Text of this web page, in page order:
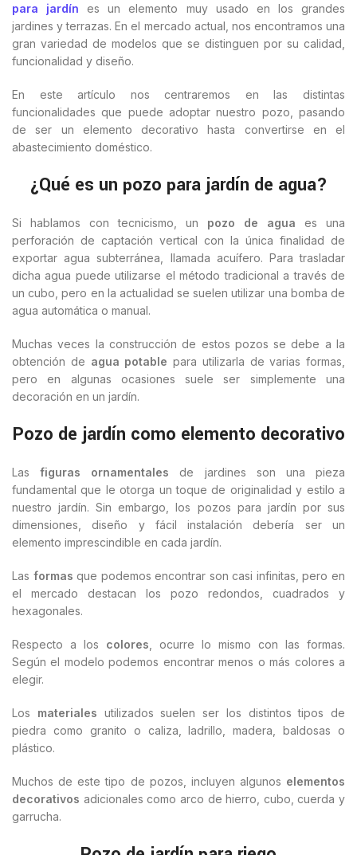
para jardín es un elemento muy usado en los grandes
jardines y terrazas. En el mercado actual, nos encontramos una
gran variedad de modelos que se distinguen por su calidad,
funcionalidad y diseño.
En este artículo nos centraremos en las distintas
funcionalidades que puede adoptar nuestro pozo, pasando
de ser un elemento decorativo hasta convertirse en el
abastecimiento doméstico.
¿Qué es un pozo para jardín de agua?
Si hablamos con tecnicismo, un pozo de agua es una
perforación de captación vertical con la única finalidad de
exportar agua subterránea, llamada acuífero. Para trasladar
dicha agua puede utilizarse el método tradicional a través de
un cubo, pero en la actualidad se suelen utilizar una bomba de
agua automática o manual.
Muchas veces la construcción de estos pozos se debe a la
obtención de agua potable para utilizarla de varias formas,
pero en algunas ocasiones suele ser simplemente una
decoración en un jardín.
Pozo de jardín como elemento decorativo
Lasfiguras ornamentales de jardines son una pieza
fundamental que le otorga un toque de originalidad y estilo a
nuestro jardín. Sin embargo, los pozos para jardín por sus
dimensiones, diseño y fácil instalación debería ser un
elemento imprescindible en cada jardín.
Las formas que podemos encontrar son casi infinitas, pero en
el mercado destacan los pozo redondos, cuadrados y
hexagonales.
Respecto a los colores , ocurre lo mismo con las formas.
Según el modelo podemos encontrar menos o más colores a
elegir.
Los materiales utilizados suelen ser los distintos tipos de
piedra como granito o caliza, ladrillo, madera, baldosas o
plástico.
Muchos de este tipo de pozos, incluyen algunos elementos
decorativos adicionales como arco de hierro, cubo, cuerda y
garrucha.